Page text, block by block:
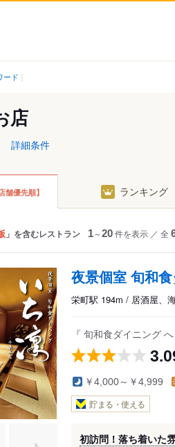
ード
県庁前駅
千葉公園駅
西登戸駅
新千葉駅
京成千葉駅
千葉中央駅
店
詳細条件
舗優先順】 ランキング
」を含むレストラン 1～20件を表示 ／ 全
夜景個室 旬和
栄町駅 194m / 居酒屋、
『 旬和食ダイニング
￥4,000～￥4,999
貯まる・使える
初訪問！落ち着いた